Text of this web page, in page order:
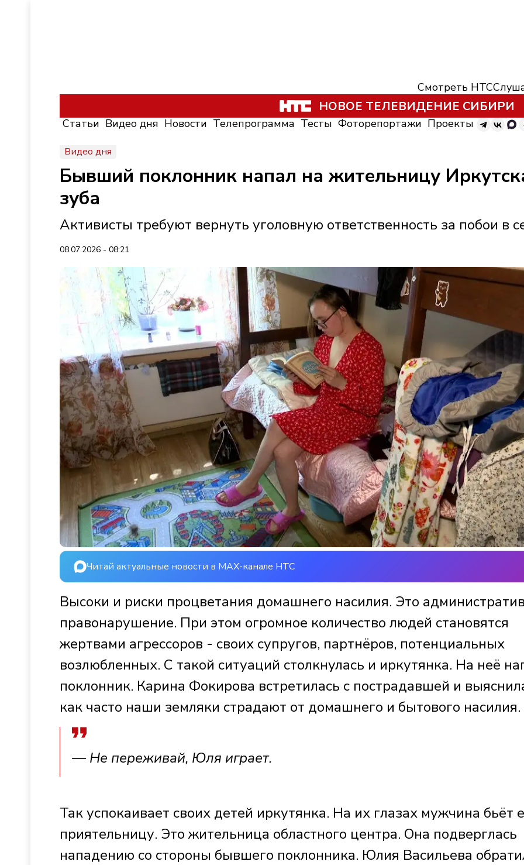
Смотреть НТС
НОВОЕ ТЕЛЕВИДЕНИЕ СИБИРИ
Статьи Видео дня Новости Телепрограмма Тесты Фоторепортажи Проекты
Видео дня
Бывший поклонник напал на жительницу
зуба
Активисты требуют вернуть уголовную ответственность за побои в
08.07.2026 - 08:21
Читай актуальные новости в MAX-канале НТС
Высоки и риски процветания домашнего насилия. Это
правонарушение. При этом огромное количество людей становятся
жертвами агрессоров - своих супругов, партнёров, потенциальных
возлюбленных. С такой ситуаций столкнулась и иркутянка. На неё
поклонник. Карина Фокирова встретилась с пострадавшей и
как часто наши земляки страдают от домашнего и бытового насилия.
— Не переживай, Юля играет.
Так успокаивает своих детей иркутянка. На их глазах мужчина бьёт
приятельницу. Это жительница областного центра. Она подверглась
нападению со стороны бывшего поклонника. Юлия Васильева